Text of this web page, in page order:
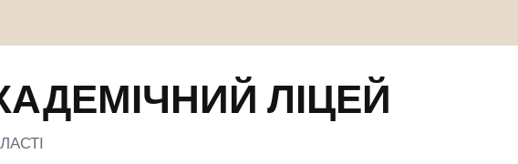
ЛІЦЕЙ